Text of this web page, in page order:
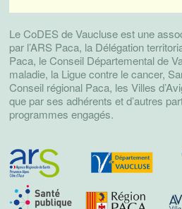
Le CoDES de Vaucluse est une
par l’ARS Paca, la Délégation
Paca, le Conseil Départemental de
maladie, la Ligue contre le cancer,
Conseil régional Paca, les Villes
que par ses adhérents et d’autres
programmes engagés.